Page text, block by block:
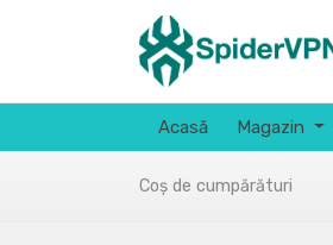
Acasă Magazin
Coș de cumpărături